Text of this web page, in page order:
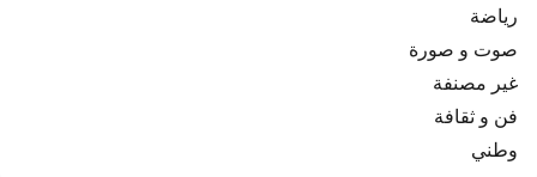
رياضة
صوت و صورة
غير مصنفة
فن و ثقافة
وطني